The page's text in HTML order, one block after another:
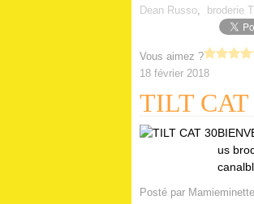
Dean Russo, broderie
Vous aimez ?
18 février 2018
TILT CAT
us
Posté par